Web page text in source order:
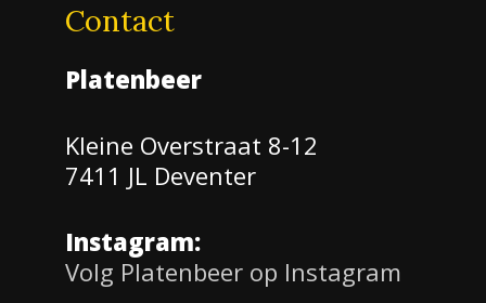
Contact
Platenbeer
Kleine Overstraat 8-12
7411 JL Deventer
Instagram:
Volg Platenbeer op Instagram